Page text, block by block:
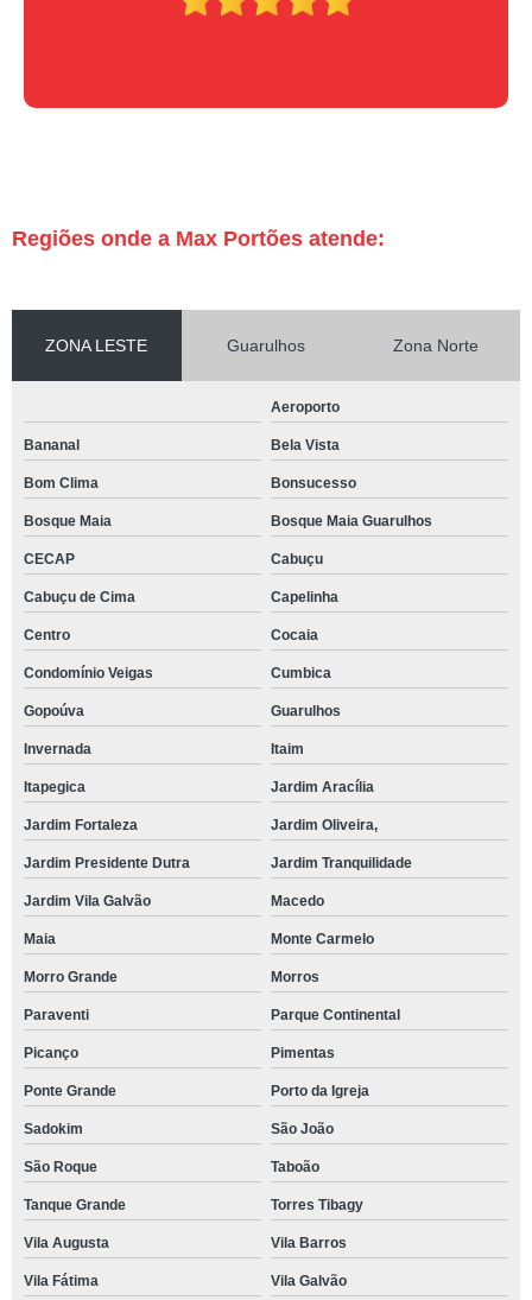
Regiões onde a Max Portões atende:
ZONA LESTE Guarulhos Zona Norte
Aeroporto
Bananal Bela Vista
Bom Clima Bonsucesso
Bosque Maia Bosque Maia Guarulhos
CECAP Cabuçu
Cabuçu de Cima Capelinha
Centro Cocaia
Condomínio Veigas Cumbica
Gopoúva Guarulhos
Invernada Itaim
Itapegica Jardim Aracília
Jardim Fortaleza Jardim Oliveira,
Jardim Presidente Dutra Jardim Tranquilidade
Jardim Vila Galvão Macedo
Maia Monte Carmelo
Morro Grande Morros
Paraventi Parque Continental
Picanço Pimentas
Ponte Grande Porto da Igreja
Sadokim São João
São Roque Taboão
Tanque Grande Torres Tibagy
Vila Augusta Vila Barros
Vila Fátima Vila Galvão